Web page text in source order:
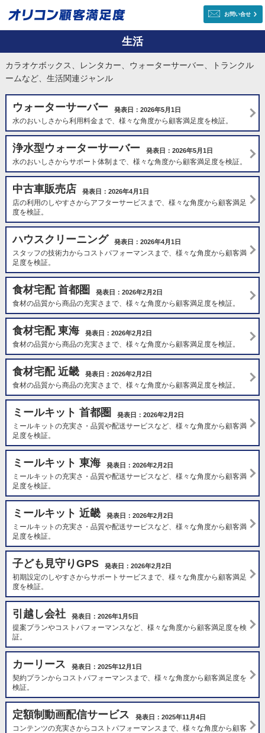
お問い合せ
生活
カラオケボックス、レンタカー、ウォーターサーバー、トランクル
ームなど、生活関連ジャンル
ウォーターサーバー 発表日：2026年5月1日
水のおいしさから利用料金まで、様々な角度から顧客満足度を検証。
浄水型ウォーターサーバー 発表日：2026年5月1日
水のおいしさからサポート体制まで、様々な角度から顧客満足度を検証。
中古車販売店 発表日：2026年4月1日
店の利用のしやすさからアフターサービスまで、様々な角度から顧客満足
度を検証。
ハウスクリーニング 発表日：2026年4月1日
スタッフの技術力からコストパフォーマンスまで、様々な角度から顧客満
足度を検証。
食材宅配 首都圏 発表日：2026年2月2日
食材の品質から商品の充実さまで、様々な角度から顧客満足度を検証。
食材宅配 東海 発表日：2026年2月2日
食材の品質から商品の充実さまで、様々な角度から顧客満足度を検証。
食材宅配 近畿 発表日：2026年2月2日
食材の品質から商品の充実さまで、様々な角度から顧客満足度を検証。
ミールキット 首都圏 発表日：2026年2月2日
ミールキットの充実さ・品質や配送サービスなど、様々な角度から顧客満
足度を検証。
ミールキット 東海 発表日：2026年2月2日
ミールキットの充実さ・品質や配送サービスなど、様々な角度から顧客満
足度を検証。
ミールキット 近畿 発表日：2026年2月2日
ミールキットの充実さ・品質や配送サービスなど、様々な角度から顧客満
足度を検証。
子ども見守りGPS 発表日：2026年2月2日
初期設定のしやすさからサポートサービスまで、様々な角度から顧客満足
度を検証。
引越し会社 発表日：2026年1月5日
提案プランやコストパフォーマンスなど、様々な角度から顧客満足度を検
証。
カーリース 発表日：2025年12月1日
契約プランからコストパフォーマンスまで、様々な角度から顧客満足度を
検証。
定額制動画配信サービス 発表日：2025年11月4日
コンテンツの充実さからコストパフォーマンスまで、様々な角度から顧客